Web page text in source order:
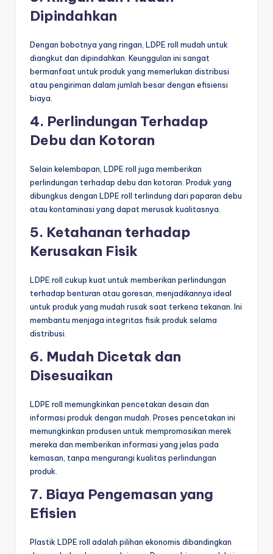
Dipindahkan
Dengan bobotnya yang ringan, LDPE roll mudah untuk
diangkut dan dipindahkan. Keunggulan ini sangat
bermanfaat untuk produk yang memerlukan distribusi
atau pengiriman dalam jumlah besar dengan efisiensi
biaya.
4. Perlindungan Terhadap
Debu dan Kotoran
Selain kelembapan, LDPE roll juga memberikan
perlindungan terhadap debu dan kotoran. Produk yang
dibungkus dengan LDPE roll terlindung dari paparan debu
atau kontaminasi yang dapat merusak kualitasnya.
5. Ketahanan terhadap
Kerusakan Fisik
LDPE roll cukup kuat untuk memberikan perlindungan
terhadap benturan atau goresan, menjadikannya ideal
untuk produk yang mudah rusak saat terkena tekanan. Ini
membantu menjaga integritas fisik produk selama
distribusi.
6. Mudah Dicetak dan
Disesuaikan
LDPE roll memungkinkan pencetakan desain dan
informasi produk dengan mudah. Proses pencetakan ini
memungkinkan produsen untuk mempromosikan merek
mereka dan memberikan informasi yang jelas pada
kemasan, tanpa mengurangi kualitas perlindungan
produk.
7. Biaya Pengemasan yang
Efisien
Plastik LDPE roll adalah pilihan ekonomis dibandingkan